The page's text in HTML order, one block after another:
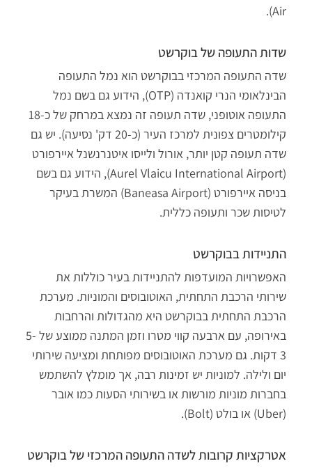
Air).
שדות התעופה של בוקרשט
שדה התעופה המרכזי בבוקרשט הוא נמל התעופה
הבינלאומי הנרי קואנדה (OTP)
, הידוע גם בשם נמל
התעופה אוטופני, שדה תעופה זה נמצא במרחק של כ-18
קילומטרים צפונית למרכז העיר (כ-20 דק' נסיעה). יש גם
שדה תעופה קטן יותר, אורול ולייסו איטנרנשנל איירפורט
(Aurel Vlaicu International Airport), הידוע גם בשם
בניסה איירפורט (Baneasa Airport) המשרת בעיקר
לטיסות שכר ותעופה כללית.
התניידות בבוקרשט
האפשרויות המועדפות להתניידות בעירכוללות את
שירותי הרכבת התחתית, האוטובוסים והמוניות. מערכת
הרכבת התחתית בבוקרשט היא מהגדולות והרחבות
באירופה, עם ארבעה קווי מטרו וזמן המתנה ממוצע של 5-
3 דקות. גם מערכת האוטובוסים מפותחת ומציעה שירותי
יום ולילה. למוניות יש זמינות רבה, אך מומלץ להשתמש
בחברות מוניות מורשות או בשירותי הסעות כמו אובר
(Uber) או בולט (Bolt).
אטרקציות קרובות לשדה התעופה המרכזי של בוקרשט